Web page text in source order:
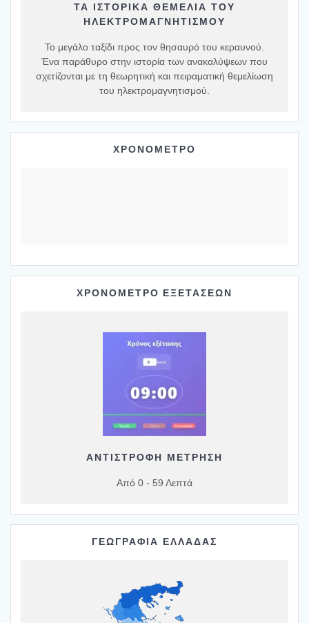
ΤΑ ΙΣΤΟΡΙΚΆ ΘΕΜΈΛΙΑ ΤΟΥ
ΗΛΕΚΤΡΟΜΑΓΝΗΤΙΣΜΟΎ
Το μεγάλο ταξίδι προς τον θησαυρό του κεραυνού.
Ένα παράθυρο στην ιστορία των ανακαλύψεων που
σχετίζονται με τη θεωρητική και πειραματική θεμελίωση
του ηλεκτρομαγνητισμού.
ΧΡΟΝΟΜΕΤΡΟ
ΧΡΟΝΟΜΕΤΡΟ ΕΞΕΤΑΣΕΩΝ
ΑΝΤΙΣΤΡΟΦΗ ΜΕΤΡΗΣΗ
Από 0 - 59 Λεπτά
ΓΕΩΓΡΑΦΙΑ ΕΛΛΑΔΑΣ